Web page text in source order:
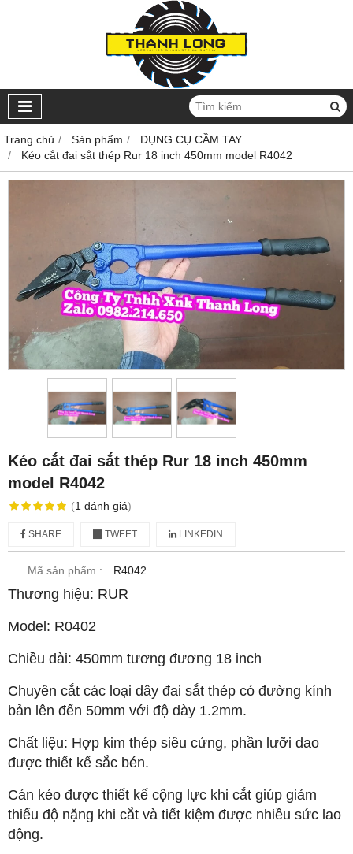
Trang chủ Sản phẩm
DỤNG CỤ CẦM TAY
Kéo cắt đai sắt thép Rur 18 inch 450mm model R4042
Kéo cắt đai sắt thép Rur 18 inch 450mm
model R4042
(1 đánh giá)
SHARE TWEET LINKEDIN
Mã sản phẩm : R4042
Thương hiệu: RUR
Model: R0402
Chiều dài: 450mm tương đương 18 inch
Chuyên cắt các loại dây đai sắt thép có đường kính
bản lên đến 50mm với độ dày 1.2mm.
Chất liệu: Hợp kim thép siêu cứng, phần lưỡi dao
được thiết kế sắc bén.
Cán kéo được thiết kế cộng lực khi cắt giúp giảm
thiểu độ nặng khi cắt và tiết kiệm được nhiều sức lao
động.